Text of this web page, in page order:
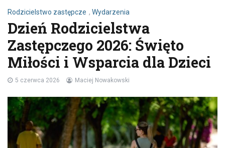
Rodzicielstwo zastępcze , Wydarzenia
Dzień Rodzicielstwa
Zastępczego 2026: Święto
Miłości i Wsparcia dla Dzieci
5 czerwca 2026 Maciej Nowakowski